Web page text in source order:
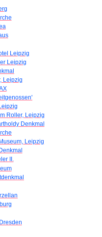
Leipzig
Leipzig
Leipzig
Roller, Leipzig
Denkmal
Leipzig
II.